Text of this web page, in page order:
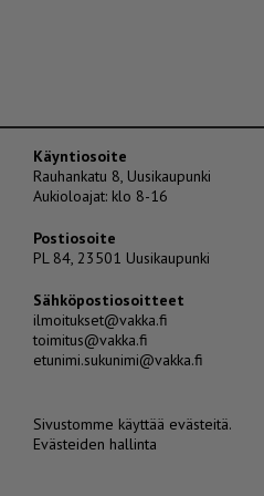
Käyntiosoite
Rauhankatu 8, Uusikaupunki
Aukioloajat: klo 8-16
Postiosoite
PL 84, 23501 Uusikaupunki
Sähköpostiosoitteet
ilmoitukset@vakka.fi
toimitus@vakka.fi
etunimi.sukunimi@vakka.fi
Sivustomme käyttää evästeitä.
Evästeiden hallinta